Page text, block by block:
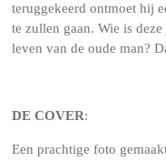
teruggekeerd ontmoet hij
te zullen gaan. Wie is
leven van de oude man?
DE COVER:
Een prachtige foto